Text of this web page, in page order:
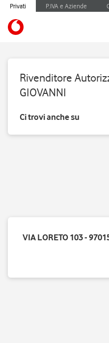
Privati P.IVA e Aziende
Rivenditore
GIOVANNI
Ci trovi anche su
VIA LORETO 103 -